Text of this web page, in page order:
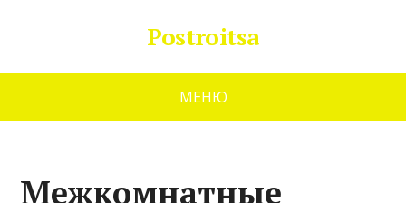
Postroitsa
МЕНЮ
Межкомнатные